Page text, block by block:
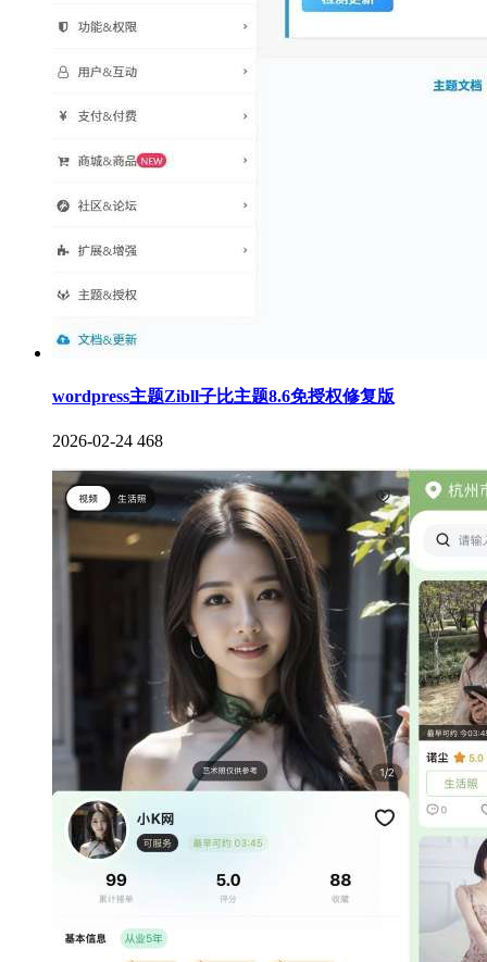
wordpress主题Zibll子比主题8.6免授权修复版
2026-02-24 468